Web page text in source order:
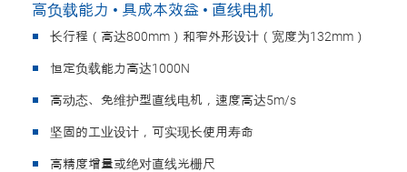
高负载能力 • 具成本效益 • 直线电机
长行程（高达800mm）和窄外形设计（宽度为132mm）
恒定负载能力高达1000N
高动态、免维护型直线电机，速度高达5m/s
坚固的工业设计，可实现长使用寿命
高精度增量或绝对直线光栅尺